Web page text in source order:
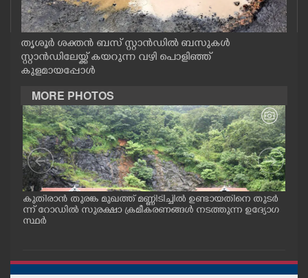
CINEMA
OPINION
PHOTOS
LIFESTYLE
SPIRITUAL
INFO+
ART
തൃശൂർ ശക്തൻ ബസ് സ്റ്റാൻഡിൽ ബസുകൾ
സ്റ്റാൻഡിലേയ്ക്ക് കയറുന്ന വഴി പൊളിഞ്ഞ്
കുളമായപ്പോൾ
MORE PHOTOS
കുതിരാൻ തുരങ്ക മുഖത്ത് മണ്ണിടിച്ചിൽ ഉണ്ടായതിനെ തുടർ
ന്ന് റോഡിൽ സുരക്ഷാ ക്രമീകരണങ്ങൾ നടത്തുന്ന ഉദ്യോഗ
സ്ഥർ